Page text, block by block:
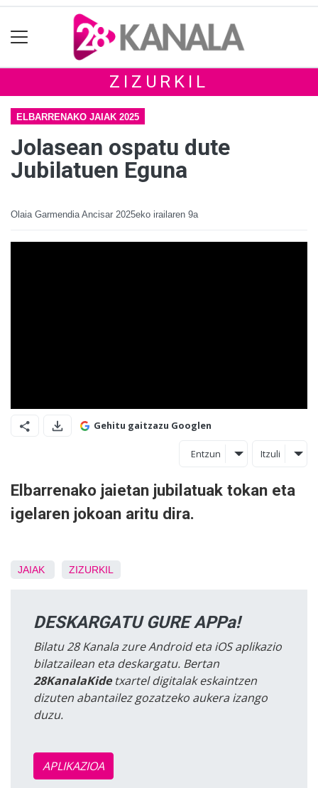
ZIZURKIL
ELBARRENAKO JAIAK 2025
Jolasean ospatu dute
Jubilatuen Eguna
Olaia Garmendia Ancisar 2025eko irailaren 9a
Gehitu gaitzazu Googlen
Entzun Itzuli
Elbarrenako jaietan jubilatuak tokan eta
igelaren jokoan aritu dira.
JAIAK ZIZURKIL
DESKARGATU GURE APPa!
Bilatu 28 Kanala zure Android eta iOS aplikazio
bilatzailean eta deskargatu. Bertan
28KanalaKidetxartel digitalak eskaintzen
dizuten abantailez gozatzeko aukera izango
duzu.
APLIKAZIOA